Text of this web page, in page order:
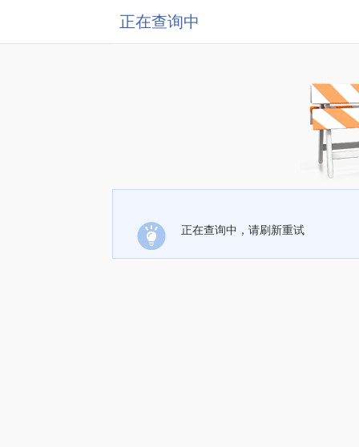
正在查询中
正在查询中，请刷新重试